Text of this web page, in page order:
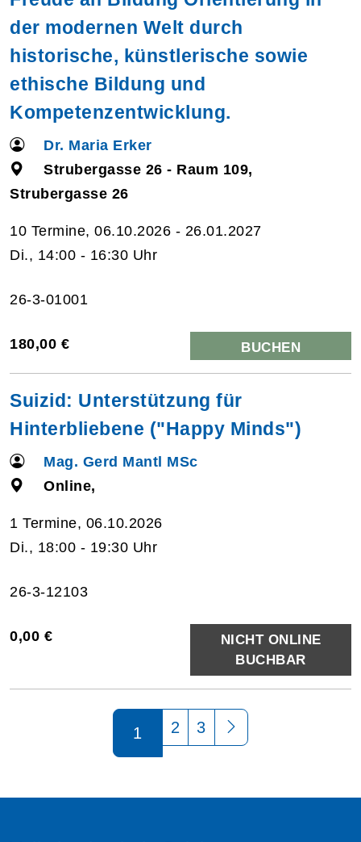
der modernen Welt durch
historische, künstlerische sowie
ethische Bildung und
Kompetenzentwicklung.
Dr. Maria Erker
Strubergasse 26 - Raum 109,
Strubergasse 26
10 Termine, 06.10.2026 - 26.01.2027
Di., 14:00 - 16:30 Uhr
26-3-01001
180,00 € BUCHEN
Suizid: Unterstützung für
Hinterbliebene ("Happy Minds")
Mag. Gerd Mantl MSc
Online,
1 Termine, 06.10.2026
Di., 18:00 - 19:30 Uhr
26-3-12103
0,00 €
NICHT ONLINE
BUCHBAR
1 2 3